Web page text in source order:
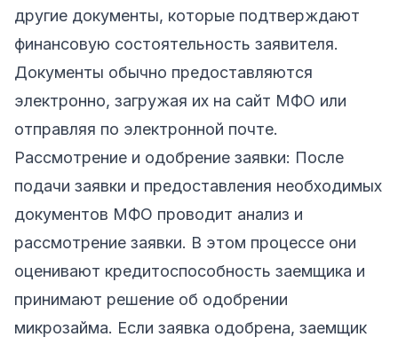
другие документы, которые подтверждают
финансовую состоятельность заявителя.
Документы обычно предоставляются
электронно, загружая их на сайт МФО или
отправляя по электронной почте.
Рассмотрение и одобрение заявки: После
подачи заявки и предоставления необходимых
документов МФО проводит анализ и
рассмотрение заявки. В этом процессе они
оценивают кредитоспособность заемщика и
принимают решение об одобрении
микрозайма. Если заявка одобрена, заемщик